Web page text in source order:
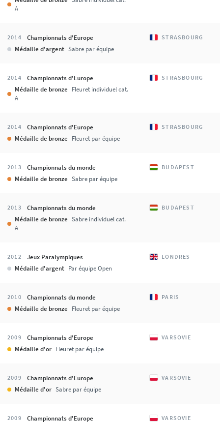
A
2014 Championnats d'Europe STRASBOURG
Médaille d'argent Sabre par équipe
2014 Championnats d'Europe STRASBOURG
Médaille de bronze Fleuret individuel cat.
A
2014 Championnats d'Europe STRASBOURG
Médaille de bronze Fleuret par équipe
2013 Championnats du monde BUDAPEST
Médaille de bronze Sabre par équipe
2013 Championnats du monde BUDAPEST
Médaille de bronze Sabre individuel cat.
A
2012 Jeux Paralympiques LONDRES
Médaille d'argent Par équipe Open
2010 Championnats du monde PARIS
Médaille de bronze Fleuret par équipe
2009 Championnats d'Europe VARSOVIE
Médaille d'or Fleuret par équipe
2009 Championnats d'Europe VARSOVIE
Médaille d'or Sabre par équipe
2009 Championnats d'Europe VARSOVIE